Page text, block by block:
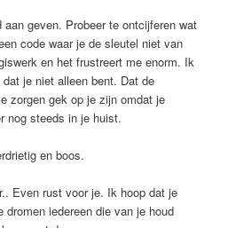
geven. Probeer te ontcijferen wat
code waar je de sleutel niet van
en het frustreert me enorm. Ik
je niet alleen bent. Dat de
zorgen gek op je zijn omdat je
nog steeds in je huist.
en boos.
Even rust voor je. Ik hoop dat je
dromen iedereen die van je houd